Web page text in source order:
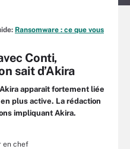
Ransomware : ce que vous
Conti,
sait d’Akira
apparaît fortement liée
plus active. La rédaction
impliquant Akira.
en chef